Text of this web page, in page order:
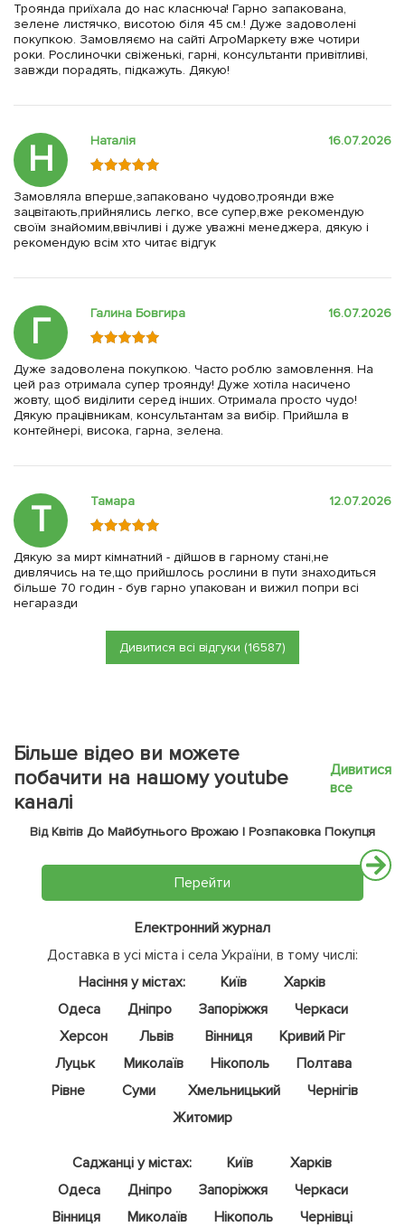
Троянда приїхала до нас класнюча! Гарно запакована,
зелене листячко, висотою біля 45 см.! Дуже задоволені
покупкою. Замовляємо на сайті АгроМаркету вже чотири
роки. Рослиночки свіженькі, гарні, консультанти привітливі,
завжди порадять, підкажуть. Дякую!
Н Наталія 16.07.2026
Замовляла вперше,запаковано чудово,троянди вже
зацвітають,прийнялись легко, все супер,вже рекомендую
своїм знайомим,ввічливі і дуже уважні менеджера, дякую і
рекомендую всім хто читає відгук
Г Галина Бовгира 16.07.2026
Дуже задоволена покупкою. Часто роблю замовлення. На
цей раз отримала супер троянду! Дуже хотіла насичено
жовту, щоб виділити серед інших. Отримала просто чудо!
Дякую працівникам, консультантам за вибір. Прийшла в
контейнері, висока, гарна, зелена.
Т Тамара 12.07.2026
Дякую за мирт кімнатний - дійшов в гарному стані,не
дивлячись на те,що прийшлось рослини в пути знаходиться
більше 70 годин - був гарно упакован и вижил попри всі
негаразди
Дивитися всі відгуки (16587)
Більше відео ви можете
побачити на нашому youtube
каналі
Дивитися
все
Від Квітів До Майбутнього Врожаю | Розпаковка Покупця
Перейти
Електронний журнал
Доставка в усі міста і села України, в тому числі:
Насіння у містах:
Київ
Харків
Одеса
Дніпро Запоріжжя
Черкаси
Херсон
Львів Вінниця
Кривий Ріг
Луцьк
Миколаїв Нікополь
Полтава
Рівне
Суми Хмельницький
Чернігів
Житомир
Саджанці у містах: Київ
Харків
Одеса
Дніпро Запоріжжя
Черкаси
Вінниця
Миколаїв Нікополь
Чернівці